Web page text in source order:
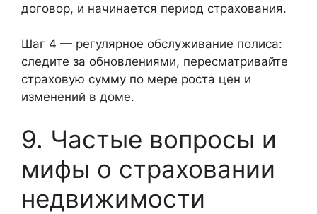
договор, и начинается период страхования.
Шаг 4 — регулярное обслуживание полиса:
следите за обновлениями, пересматривайте
страховую сумму по мере роста цен и
изменений в доме.
9. Частые вопросы и
мифы о страховании
недвижимости